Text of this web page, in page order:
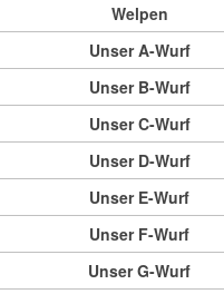
Welpen
Unser A-Wurf
Unser B-Wurf
Unser C-Wurf
Unser D-Wurf
Unser E-Wurf
Unser F-Wurf
Unser G-Wurf